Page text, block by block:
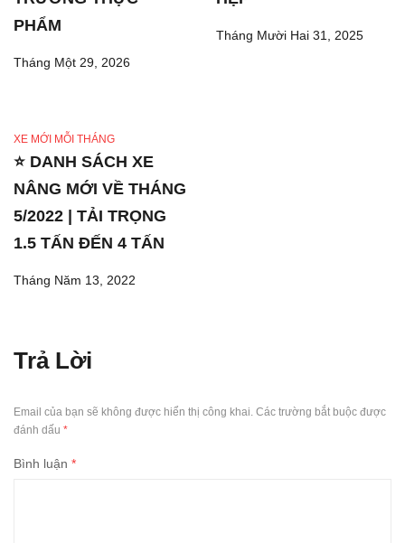
PHẨM
Tháng Một 29, 2026
Tháng Mười Hai 31, 2025
XE MỚI MỖI THÁNG
⭐ DANH SÁCH XE
NÂNG MỚI VỀ THÁNG
5/2022 | TẢI TRỌNG
1.5 TẤN ĐẾN 4 TẤN
Tháng Năm 13, 2022
Trả Lời
Email của bạn sẽ không được hiển thị công khai. Các trường bắt buộc được
đánh dấu *
Bình luận *